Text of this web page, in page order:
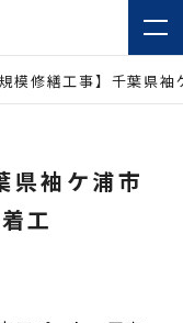
規模修繕工事】千葉県
県袖ケ浦市
工